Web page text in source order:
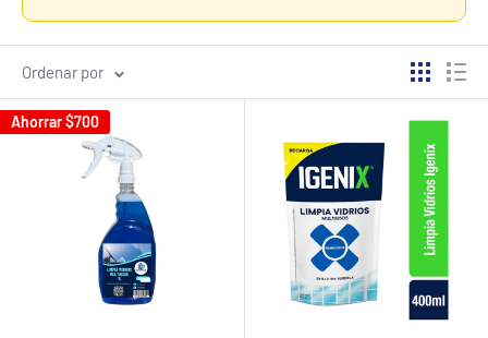
Ordenar por
Ahorrar$700